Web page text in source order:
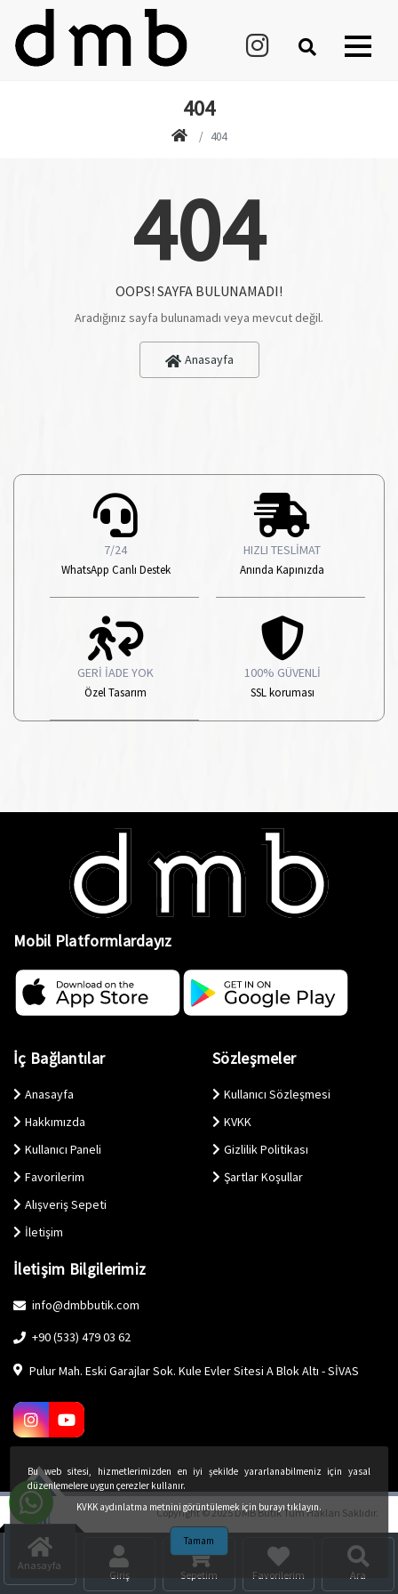
404
404
404
OOPS! SAYFA BULUNAMADI!
Aradığınız sayfa bulunamadı veya mevcut değil.
Anasayfa
7/24
WhatsApp Canlı Destek
HIZLI TESLİMAT
Anında Kapınızda
GERİ İADE YOK
Özel Tasarım
100% GÜVENLİ
SSL koruması
Mobil Platformlardayız
İç Bağlantılar
Anasayfa
Hakkımızda
Kullanıcı Paneli
Favorilerim
Alışveriş Sepeti
İletişim
Sözleşmeler
Kullanıcı Sözleşmesi
KVKK
Gizlilik Politikası
Şartlar Koşullar
İletişim Bilgilerimiz
info@dmbbutik.com
+90 (533) 479 03 62
Pulur Mah. Eski Garajlar Sok. Kule Evler Sitesi A Blok Altı - SİVAS
Copyright © 2025 DMB Butik Tüm Hakları Saklıdır.
Anasayfa
Giriş Sepetim Favorilerim Ara
Bu web sitesi, hizmetlerimizden en iyi şekilde yararlanabilmeniz için yasal
düzenlemelere uygun çerezler kullanır.
KVKK aydınlatma metnini görüntülemek için burayı tıklayın.
Tamam